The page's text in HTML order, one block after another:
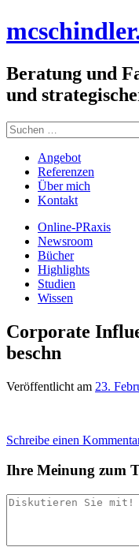
Inhalt
mcschindler
Beratung und
und
Suchen
nach:
Angebot
Referenzen
Über mich
Kontakt
Online-PRaxis
Newsroom
Bücher
Highlights
Studien
Wissen
Corporate
beschn
Veröffentlicht am 23.
Schreibe einen
Ihre Meinung zum